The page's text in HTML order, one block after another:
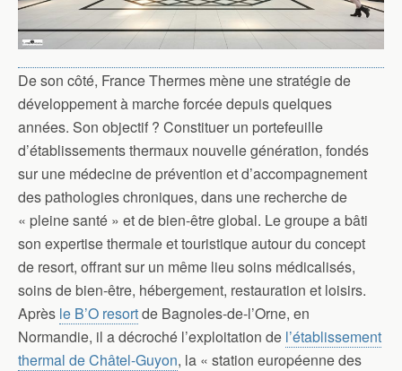
De son côté, France Thermes mène une stratégie de
développement à marche forcée depuis quelques
années. Son objectif ? Constituer un portefeuille
d’établissements thermaux nouvelle génération, fondés
sur une médecine de prévention et d’accompagnement
des pathologies chroniques, dans une recherche de
« pleine santé » et de bien-être global. Le groupe a bâti
son expertise thermale et touristique autour du concept
de resort, offrant sur un même lieu soins médicalisés,
soins de bien-être, hébergement, restauration et loisirs.
Après le B’O resortde Bagnoles-de-l’Orne, en
Normandie, il a décroché l’exploitation de l’établissement
thermal de Châtel-Guyon, la « station européenne des